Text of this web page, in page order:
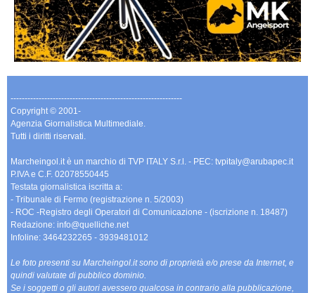
-------------------------------------------------------------
Copyright © 2001-
Agenzia Giornalistica Multimediale.
Tutti i diritti riservati.
Marcheingol.it è un marchio di TVP ITALY S.r.l. - PEC: tvpitaly@arubapec.it
P.IVA e C.F. 02078550445
Testata giornalistica iscritta a:
- Tribunale di Fermo (registrazione n. 5/2003)
- ROC -Registro degli Operatori di Comunicazione - (iscrizione n. 18487)
Redazione: info@quelliche.net
Infoline: 3464232265 - 3939481012
Le foto presenti su Marcheingol.it sono di proprietà e/o prese da Internet, e
quindi valutate di pubblico dominio.
Se i soggetti o gli autori avessero qualcosa in contrario alla pubblicazione,